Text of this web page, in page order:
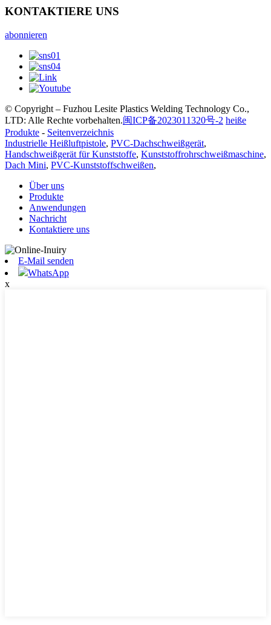
KONTAKTIERE UNS
abonnieren
© Copyright – Fuzhou Lesite Plastics Welding Technology Co.,
LTD: Alle Rechte vorbehalten.闽ICP备2023011320号-2 heiße
Produkte - Seitenverzeichnis
Industrielle Heißluftpistole, PVC-Dachschweißgerät,
Handschweißgerät für Kunststoffe, Kunststoffrohrschweißmaschine,
Dach Mini, PVC-Kunststoffschweißen,
Über uns
Produkte
Anwendungen
Nachricht
Kontaktiere uns
E-Mail senden
WhatsApp
x